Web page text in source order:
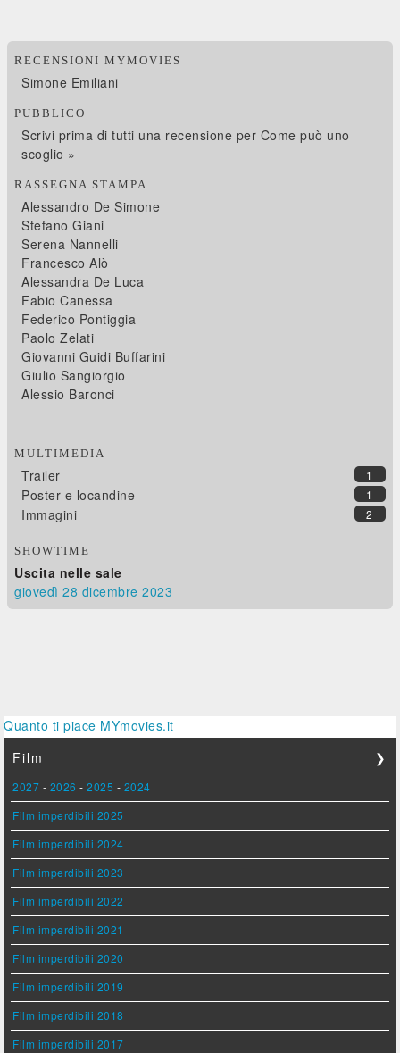
RECENSIONI MYMOVIES
Simone Emiliani
PUBBLICO
Scrivi prima di tutti una recensione per Come può uno
scoglio »
RASSEGNA STAMPA
Alessandro De Simone
Stefano Giani
Serena Nannelli
Francesco Alò
Alessandra De Luca
Fabio Canessa
Federico Pontiggia
Paolo Zelati
Giovanni Guidi Buffarini
Giulio Sangiorgio
Alessio Baronci
MULTIMEDIA
1
Trailer
1
Poster e locandine
2
Immagini
SHOWTIME
Uscita nelle sale
giovedì 28 dicembre 2023
Quanto ti piace MYmovies.it
Film
❯
2027 - 2026 -2025 - 2024
Film imperdibili 2025
Film imperdibili 2024
Film imperdibili 2023
Film imperdibili 2022
Film imperdibili 2021
Film imperdibili 2020
Film imperdibili 2019
Film imperdibili 2018
Film imperdibili 2017